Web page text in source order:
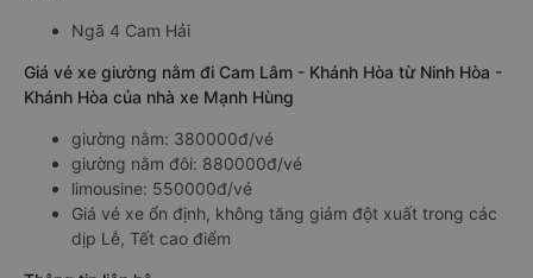
Ngã 4 Cam Hải
Giá vé xe giường nằm đi Cam Lâm - Khánh Hòa từ Ninh Hòa -
Khánh Hòa của nhà xe Mạnh Hùng
giường nằm: 380000đ/vé
giường nằm đôi: 880000đ/vé
limousine: 550000đ/vé
Giá vé xe ổn định, không tăng giảm đột xuất trong các
dịp Lễ, Tết cao điểm